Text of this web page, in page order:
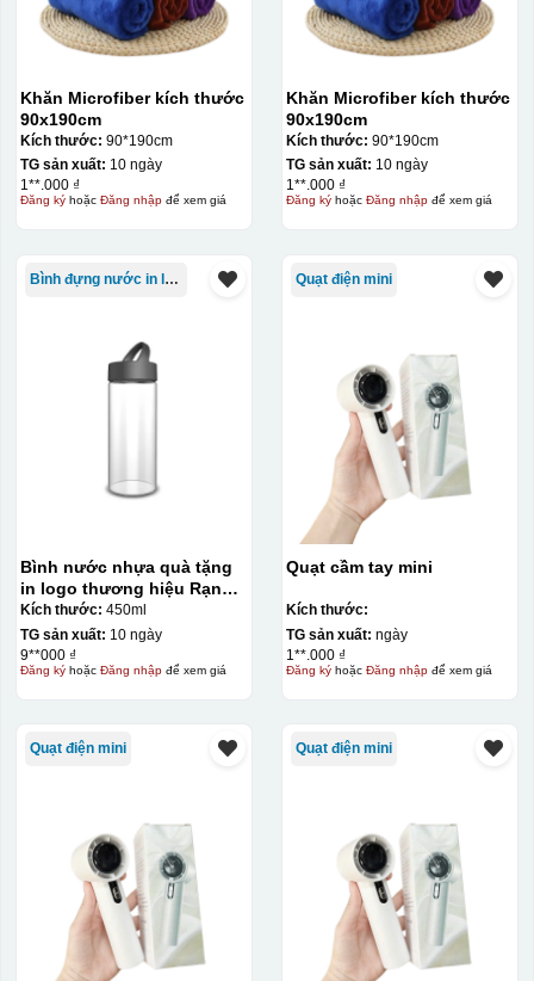
In lưới
In lưới (silk screen printing) trong ngành quà tặng là kỹ
thuật in ấn sử dụng một tấm lưới được phủ hóa chất cảm
quang, trong đó hình ảnh cần in được phơi sáng tạo
thành khuôn. Mực in được đẩy qua các lỗ nhỏ trên lưới
Khăn Microfiber kích thước
90x190cm
Kích thước: 90*190cm
TG sản xuất: 10 ngày
1**.000 ₫
Đăng kýhoặc Đăng nhậpđể xem giá
Khăn Microfiber kích thước
90x190cm
Kích thước: 90*190cm
TG sản xuất: 10 ngày
1**.000 ₫
Đăng kýhoặc Đăng nhậpđể xem giá
Bình đựng nước in logo
Bình nước nhựa quà tặng
in logo thương hiệu Rạng
Đông 450ml KQ-BNN01
Kích thước: 450ml
TG sản xuất: 10 ngày
9**000 ₫
Đăng kýhoặc Đăng nhậpđể xem giá
Quạt điện mini
Quạt cầm tay mini
Kích thước:
TG sản xuất: ngày
1**.000 ₫
Đăng kýhoặc Đăng nhậpđể xem giá
Quạt điện mini Quạt điện mini